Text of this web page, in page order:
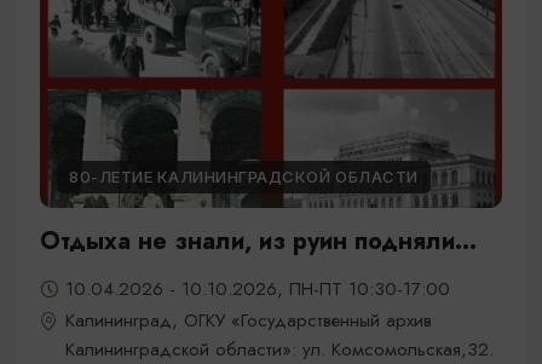
80-ЛЕТИЕ КАЛИНИНГРАДСКОЙ ОБЛАСТИ
Отдыха не знали, из руин подняли...
10.04.2026 - 10.10.2026, ПН-ПТ 10:30-17:00
Калининград, ОГКУ «Государственный архив
Калининградской области»: ул. Комсомольская,32.